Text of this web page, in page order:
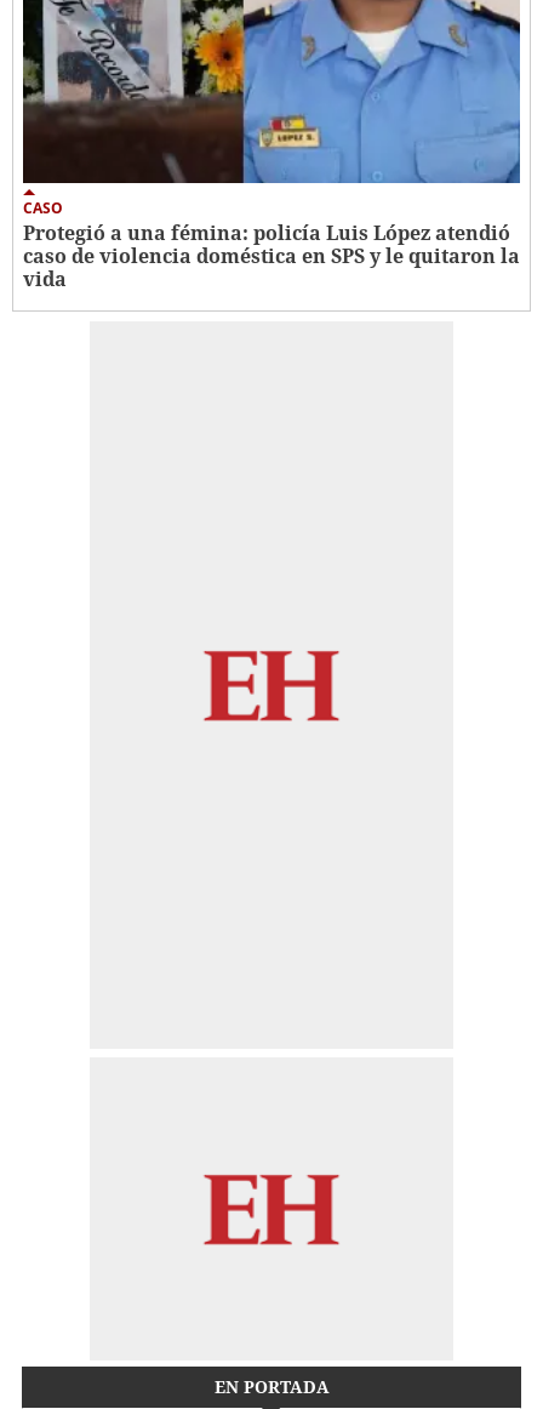
CASO
Protegió a una fémina: policía Luis López atendió
caso de violencia doméstica en SPS y le quitaron la
vida
EN PORTADA